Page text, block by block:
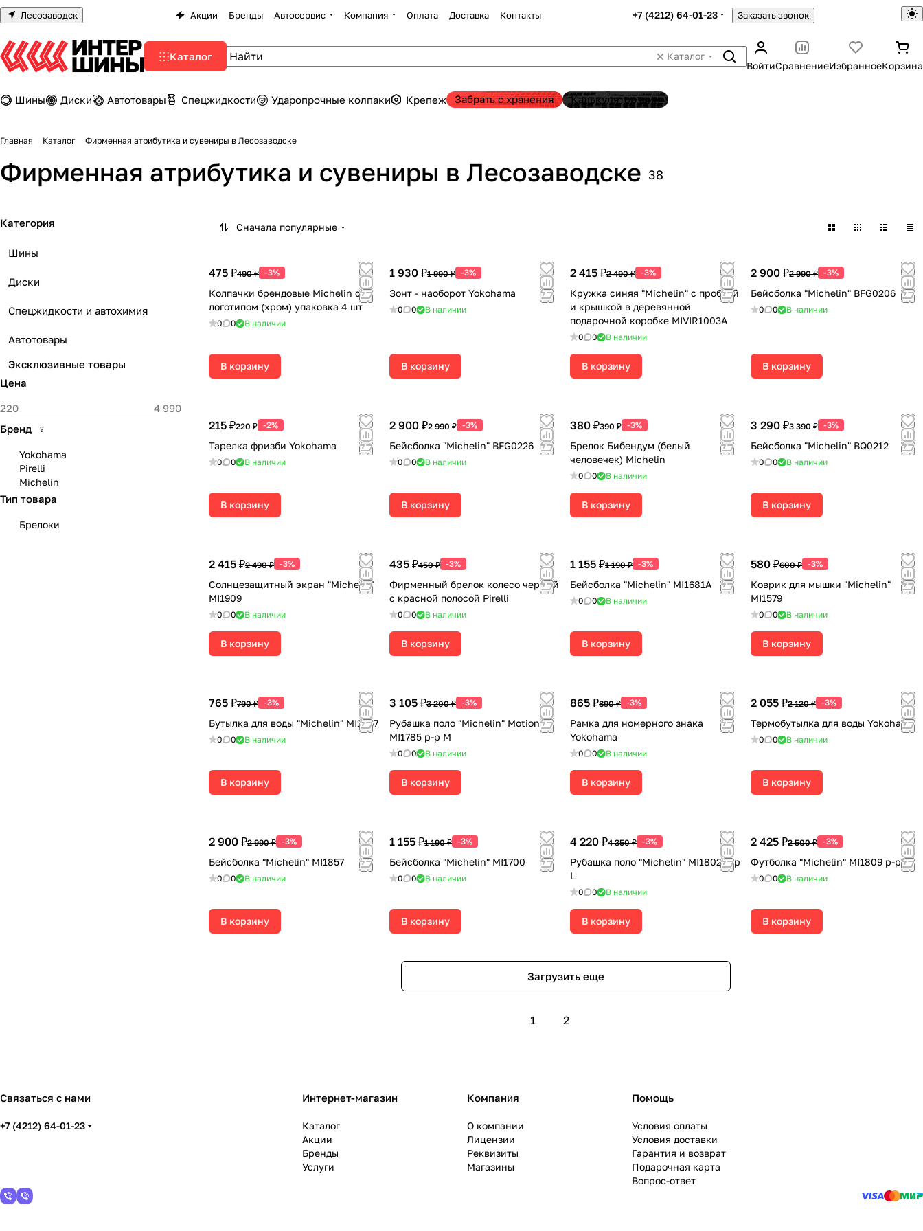
Лесозаводск Акции Бренды Автосервис Компания Оплата Доставка Контакты +7 (4212) 64-01-23 Заказать звонок
Каталог
Каталог
ВойтиСравнениеИзбранноеКорзина
Шины Диски Автотовары Спецжидкости Ударопрочные колпаки Крепеж Забрать с хранения Калькулятор шин
Главная Каталог Фирменная атрибутика и сувениры в Лесозаводске
Фирменная атрибутика и сувениры в Лесозаводске 38
Сначала популярные
475 ₽490 ₽ -3%
Колпачки брендовые Michelin c
логотипом (хром) упаковка 4 шт
0 0 В наличии
В корзину
1 930 ₽1 990 ₽ -3%
Зонт - наоборот Yokohama
0 0 В наличии
В корзину
2 415 ₽2 490 ₽ -3%
Кружка синяя "Michelin" с пробкой
и крышкой в деревянной
подарочной коробке MIVIR1003A
0 0 В наличии
В корзину
2 900 ₽2 990 ₽ -3%
Бейсболка "Michelin" BFG0206
0 0 В наличии
В корзину
215 ₽220 ₽ -2%
Тарелка фризби Yokohama
0 0 В наличии
В корзину
2 900 ₽2 990 ₽ -3%
Бейсболка "Michelin" BFG0226
0 0 В наличии
В корзину
380 ₽390 ₽ -3%
Брелок Бибендум (белый
человечек) Michelin
0 0 В наличии
В корзину
3 290 ₽3 390 ₽ -3%
Бейсболка "Michelin" BQ0212
0 0 В наличии
В корзину
2 415 ₽2 490 ₽ -3%
Солнцезащитный экран "Michelin"
MI1909
0 0 В наличии
В корзину
435 ₽450 ₽ -3%
Фирменный брелок колесо черный
с красной полосой Pirelli
0 0 В наличии
В корзину
1 155 ₽1 190 ₽ -3%
Бейсболка "Michelin" MI1681A
0 0 В наличии
В корзину
580 ₽600 ₽ -3%
Коврик для мышки "Michelin"
MI1579
0 0 В наличии
В корзину
765 ₽790 ₽ -3%
Бутылка для воды "Michelin" MI1867
0 0 В наличии
В корзину
3 105 ₽3 200 ₽ -3%
Рубашка поло "Michelin" Motion
MI1785 р-р M
0 0 В наличии
В корзину
865 ₽890 ₽ -3%
Рамка для номерного знака
Yokohama
0 0 В наличии
В корзину
2 055 ₽2 120 ₽ -3%
Термобутылка для воды Yokohama
0 0 В наличии
В корзину
2 900 ₽2 990 ₽ -3%
Бейсболка "Michelin" MI1857
0 0 В наличии
В корзину
1 155 ₽1 190 ₽ -3%
Бейсболка "Michelin" MI1700
0 0 В наличии
В корзину
4 220 ₽4 350 ₽ -3%
Рубашка поло "Michelin" MI1802 р-р
L
0 0 В наличии
В корзину
2 425 ₽2 500 ₽ -3%
Футболка "Michelin" MI1809 р-р L
0 0 В наличии
В корзину
Загрузить еще
1 2
Категория
Шины
Диски
Спецжидкости и автохимия
Автотовары
Эксклюзивные товары
Цена
Бренд ?
Yokohama
Pirelli
Michelin
Тип товара
Брелоки
Связаться с нами
+7 (4212) 64-01-23
Интернет-магазин
Каталог
Акции
Бренды
Услуги
Компания
О компании
Лицензии
Реквизиты
Магазины
Помощь
Условия оплаты
Условия доставки
Гарантия и возврат
Подарочная карта
Вопрос-ответ